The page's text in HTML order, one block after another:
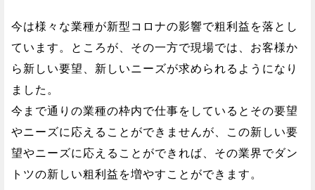
今は様々な業種が新型コロナの影響で粗利益を落とし
ています。ところが、その一方で現場では、お客様か
ら新しい要望、新しいニーズが求められるようになり
ました。
今まで通りの業種の枠内で仕事をしているとその要望
やニーズに応えることができませんが、この新しい要
望やニーズに応えることができれば、その業界でダン
トツの新しい粗利益を増やすことができます。